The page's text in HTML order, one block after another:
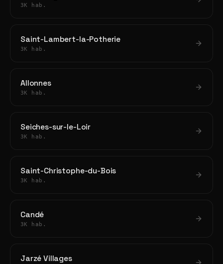
3K hab.
Saint-Lambert-la-Potherie
3K hab.
Allonnes
3K hab.
Seiches-sur-le-Loir
3K hab.
Saint-Christophe-du-Bois
3K hab.
Candé
3K hab.
Jarzé Villages